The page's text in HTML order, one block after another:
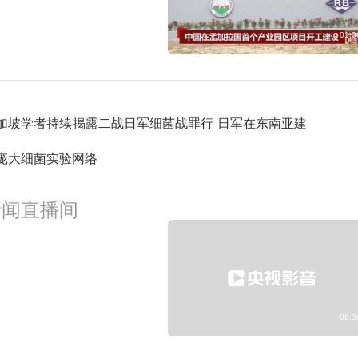
坡学者持续揭露二战日军细菌战罪行 日军在东南亚建
大细菌实验网络
直播间